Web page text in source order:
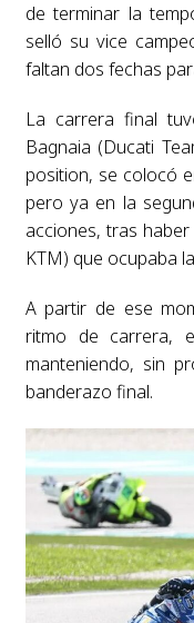
de terminar la
selló su vice
faltan dos fechas
La carrera final
Bagnaia (Ducati
position, se colocó
pero ya en la
acciones, tras
KTM) que ocupaba
A partir de ese
ritmo de carrera,
manteniendo, sin
banderazo final.